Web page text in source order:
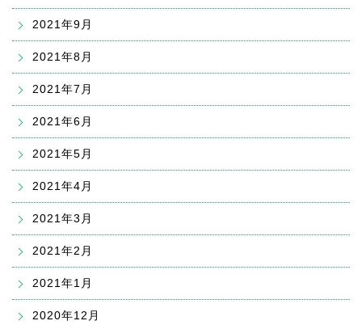
2021年9月
2021年8月
2021年7月
2021年6月
2021年5月
2021年4月
2021年3月
2021年2月
2021年1月
2020年12月